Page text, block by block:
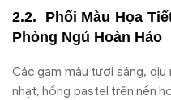
Phối Màu Họa
Phòng Ngủ Hoàn Hảo
Các gam màu tươi sáng,
nhạt, hồng pastel trên nền